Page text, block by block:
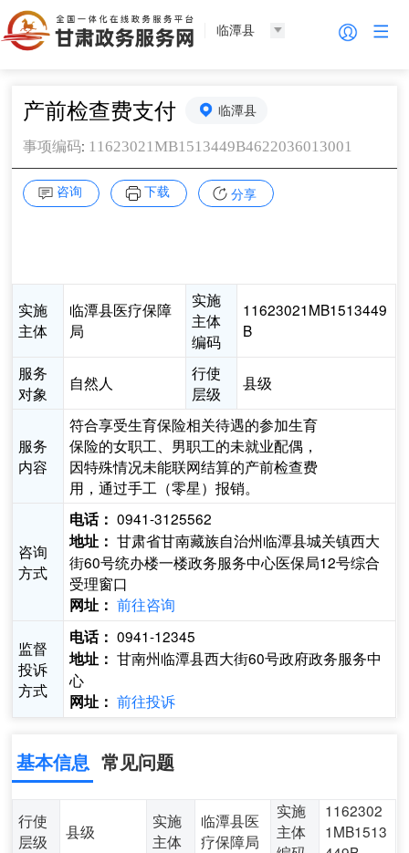
临潭县
产前检查费支付 临潭县
事项编码: 11623021MB1513449B4622036013001
咨询 下载 分享
实施
主体
临潭县医疗保障
局
实施
主体
编码
11623021MB1513449
B
服务
对象
自然人
行使
层级
县级
服务
内容
符合享受生育保险相关待遇的参加生育
保险的女职工、男职工的未就业配偶，
因特殊情况未能联网结算的产前检查费
用，通过手工（零星）报销。
咨询
方式
电话： 0941-3125562
地址： 甘肃省甘南藏族自治州临潭县城关镇西大
街60号统办楼一楼政务服务中心医保局12号综合
受理窗口
网址： 前往咨询
监督
投诉
方式
电话： 0941-12345
地址： 甘南州临潭县西大街60号政府政务服务中
心
网址： 前往投诉
基本信息 常见问题
行使
层级
县级
实施
主体
临潭县医
疗保障局
实施
主体
1162302
1MB1513